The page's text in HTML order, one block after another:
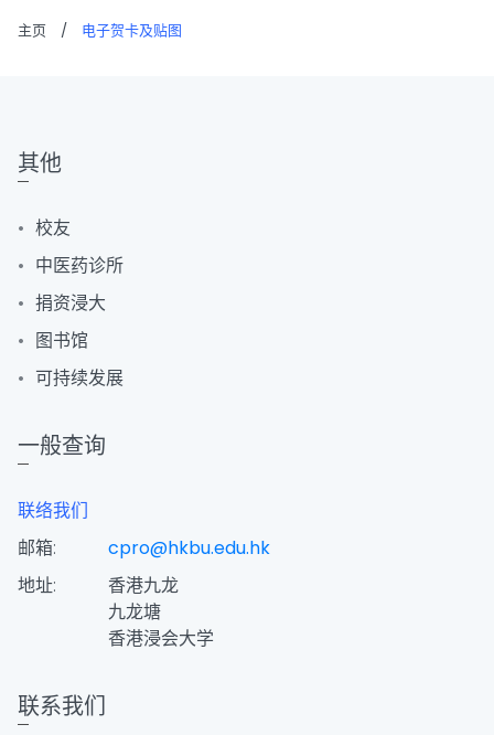
主页 / 电子贺卡及贴图
其他
校友
中医药诊所
捐资浸大
图书馆
可持续发展
一般查询
联络我们
邮箱:
cpro@hkbu.edu.hk
地址:
香港九龙
九龙塘
香港浸会大学
联系我们